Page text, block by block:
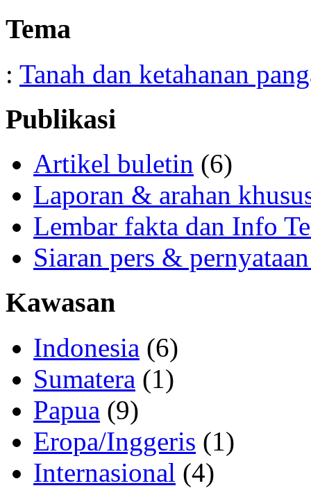
Tema
: Tanah dan ketahanan
Publikasi
Artikel buletin (6)
Laporan & arahan
Lembar fakta dan Info
Siaran pers &
Kawasan
Indonesia (6)
Sumatera (1)
Papua (9)
Eropa/Inggeris (1)
Internasional (4)